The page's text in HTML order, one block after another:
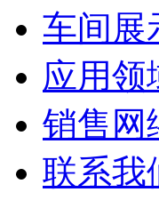
车间展
应用领
销售网
联系我